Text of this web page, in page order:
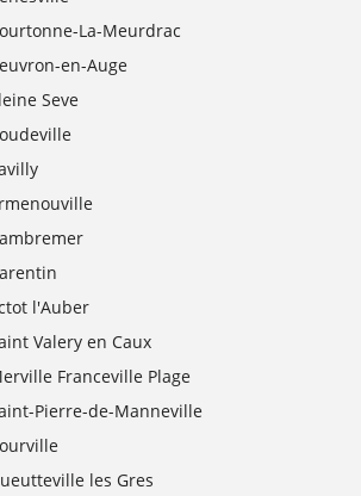
La-Meurdrac
en-Auge
Seve
l'Auber
Valery en Caux
Franceville Plage
Pierre-de-Manneville
les Gres